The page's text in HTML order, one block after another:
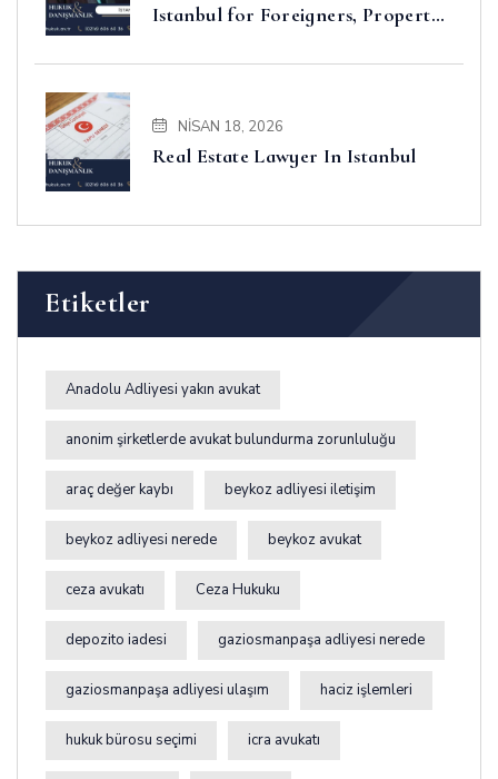
Istanbul for Foreigners, Property,
NISAN 18, 2026
Real Estate Lawyer In Istanbul
Etiketler
Anadolu Adliyesi yakın avukat
anonim şirketlerde avukat bulundurma zorunluluğu
araç değer kaybı beykoz adliyesi iletişim
beykoz adliyesi nerede beykoz avukat
ceza avukatı Ceza Hukuku
depozito iadesi gaziosmanpaşa adliyesi nerede
gaziosmanpaşa adliyesi ulaşım haciz işlemleri
hukuk bürosu seçimi icra avukatı